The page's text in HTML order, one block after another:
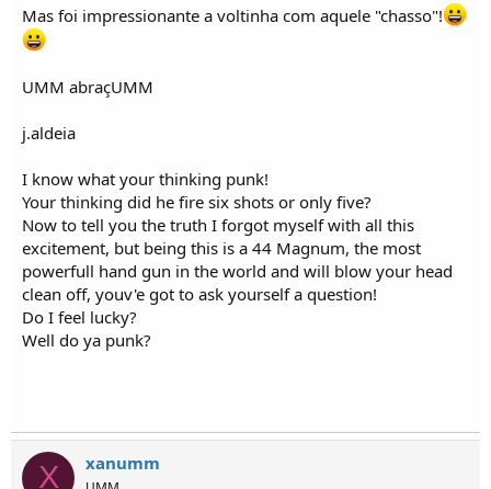
Mas foi impressionante a voltinha com aquele "chasso"!
UMM abraçUMM
j.aldeia
I know what your thinking punk!
Your thinking did he fire six shots or only five?
Now to tell you the truth I forgot myself with all this
excitement, but being this is a 44 Magnum, the most
powerfull hand gun in the world and will blow your head
clean off, youv'e got to ask yourself a question!
Do I feel lucky?
Well do ya punk?
X xanumm